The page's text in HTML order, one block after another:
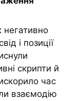
негативно
і позиції
скрипти й
час
взаємодію